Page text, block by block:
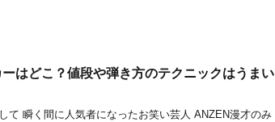
はどこ？値段や弾き方のテクニックはうまい
て 瞬く間に人気者になったお笑い芸人 ANZEN漫才のみ